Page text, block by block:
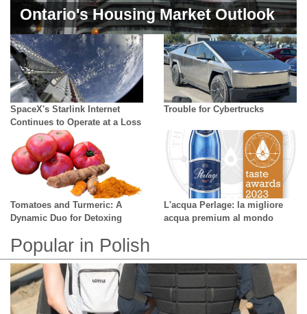
Ontario's Housing Market Outlook
for 2024
SpaceX's Starlink Internet
Continues to Operate at a Loss
Trouble for Cybertrucks
Tomatoes and Turmeric: A
Dynamic Duo for Detoxing
L'acqua Perlage: la migliore
acqua premium al mondo
Popular in Polish